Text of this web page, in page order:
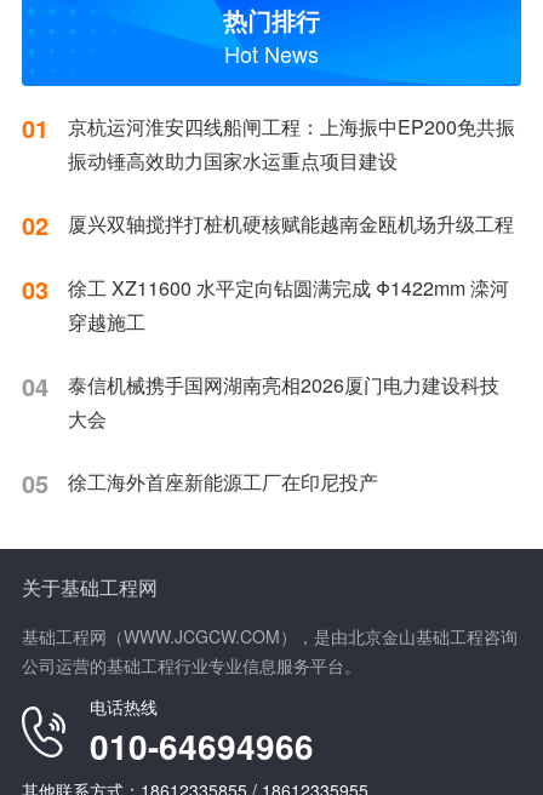
热门排行
Hot News
01
京杭运河淮安四线船闸工程：上海振中EP200免共振
振动锤高效助力国家水运重点项目建设
02 厦兴双轴搅拌打桩机硬核赋能越南金瓯机场升级工程
03
徐工 XZ11600 水平定向钻圆满完成 Φ1422mm 滦河
穿越施工
04
泰信机械携手国网湖南亮相2026厦门电力建设科技
大会
05 徐工海外首座新能源工厂在印尼投产
关于基础工程网
基础工程网（WWW.JCGCW.COM），是由北京金山基础工程咨询
公司运营的基础工程行业专业信息服务平台。
电话热线
010-64694966
其他联系方式：18612335855 / 18612335955